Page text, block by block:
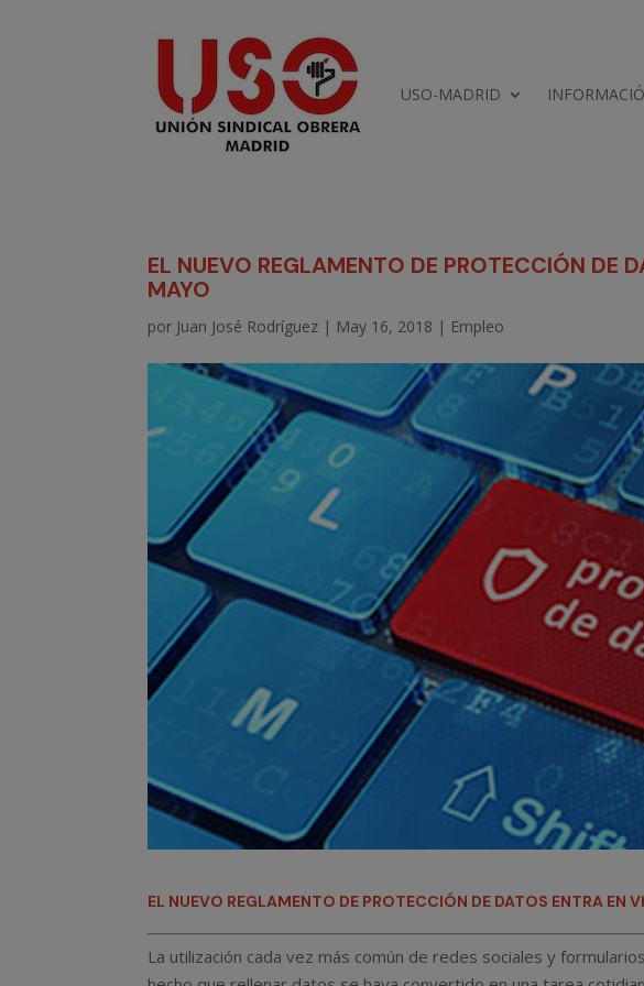
USO-MADRID
EL NUEVO REGLAMENTO DE PROTECCIÓN DE
MAYO
por Juan José Rodríguez | May 16, 2018 | Empleo
EL NUEVO REGLAMENTO DE PROTECCIÓN DE DATOS ENTRA EN
La utilización cada vez más común de redes sociales y